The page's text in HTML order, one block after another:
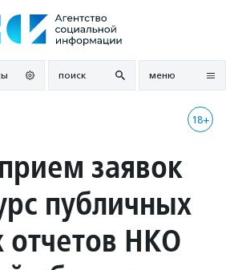
поиск меню
18+
заявок
публичных
отчетов НКО